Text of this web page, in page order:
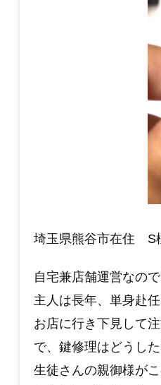
埼玉県熊谷市在住 S
自宅兼店舗運営なの
主人は長年、単身赴
お店に行き下見して
で、鍵修理はどうし
生徒さんの親御様が